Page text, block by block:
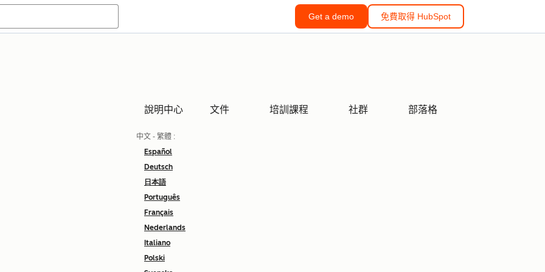
Get a demo 免費取得 HubSpot
說明中心 文件 培訓課程 社群 部落格
中文 - 繁體 :
Español
Deutsch
日本語
Português
Français
Nederlands
Italiano
Polski